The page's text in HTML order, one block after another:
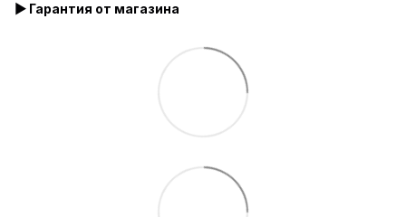
▶ Гарантия от магазина